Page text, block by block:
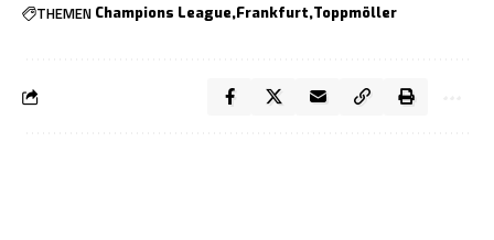
THEMEN Champions League Frankfurt Toppmöller